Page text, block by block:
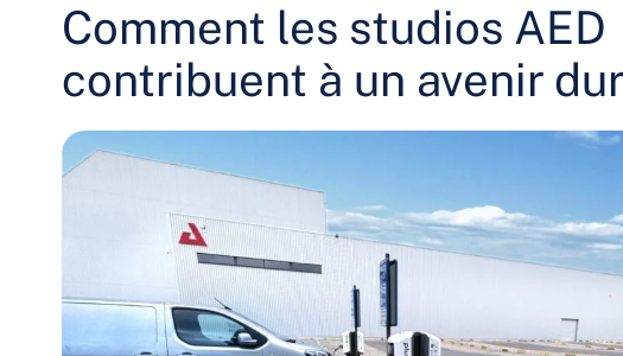
Comment les studios AED
contribuent à un avenir